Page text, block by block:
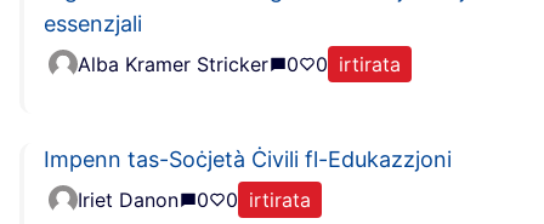
essenzjali
Alba Kramer Stricker 0 0 irtirata
Impenn tas-Soċjetà Ċivili fl-Edukazzjoni
Iriet Danon 0 0 irtirata